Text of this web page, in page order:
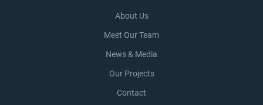
About Us
Meet Our Team
News & Media
Our Projects
Contact